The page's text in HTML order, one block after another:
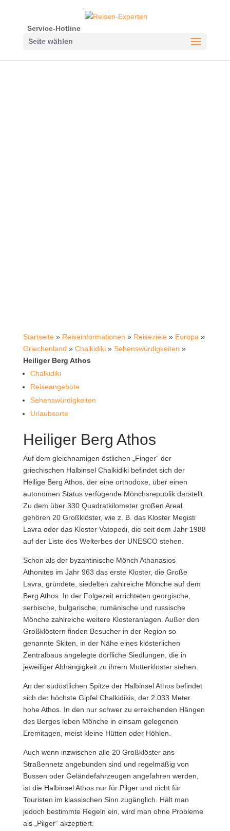
Service-Hotline
Seite wählen
Startseite» Reiseinformationen » Reiseziele» Europa »
Griechenland » Chalkidiki» Sehenswürdigkeiten »
Heiliger Berg Athos
Chalkidiki
Reiseangebote
Sehenswürdigkeiten
Urlaubsorte
Heiliger Berg Athos
Auf dem gleichnamigen östlichen „Finger“ der
griechischen Halbinsel Chalkidiki befindet sich der
Heilige Berg Athos, der eine orthodoxe, über einen
autonomen Status verfügende Mönchsrepublik darstellt.
Zu dem über 330 Quadratkilometer großen Areal
gehören 20 Großklöster, wie z. B. das Kloster Megisti
Lavra oder das Kloster Vatopedi, die seit dem Jahr 1988
auf der Liste des Welterbes der UNESCO stehen.
Schon als der byzantinische Mönch Athanasios
Athonites im Jahr 963 das erste Kloster, die Große
Lavra, gründete, siedelten zahlreiche Mönche auf dem
Berg Athos. In der Folgezeit errichteten georgische,
serbische, bulgarische, rumänische und russische
Mönche zahlreiche weitere Klosteranlagen. Außer den
Großklöstern finden Besucher in der Region so
genannte Skiten, in der Nähe eines klösterlichen
Zentralbaus angelegte dörfliche Siedlungen, die in
jeweiliger Abhängigkeit zu ihrem Mutterkloster stehen.
An der südöstlichen Spitze der Halbinsel Athos befindet
sich der höchste Gipfel Chalkidikis, der 2.033 Meter
hohe Athos. In den nur schwer zu erreichenden Hängen
des Berges leben Mönche in einsam gelegenen
Eremitagen, meist kleine Hütten oder Höhlen.
Auch wenn inzwischen alle 20 Großklöster ans
Straßennetz angebunden sind und regelmäßig von
Bussen oder Geländefahrzeugen angefahren werden,
ist die Halbinsel Athos nur für Pilger und nicht für
Touristen im klassischen Sinn zugänglich. Hält man
jedoch bestimmte Regeln ein, wird man ohne Probleme
als „Pilger“ akzeptiert.